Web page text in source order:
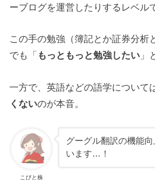
ーブログを運営したりするレベル
この手の勉強（簿記とか証券分析
でも「 もっともっと勉強したい 」
一方で、英語などの語学について
くないのが本音。
こびと株
グーグル翻訳の機能
います…！